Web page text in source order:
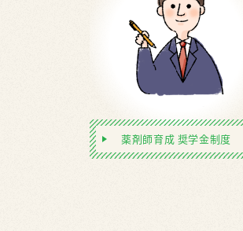
薬剤師育成 奨学金制度